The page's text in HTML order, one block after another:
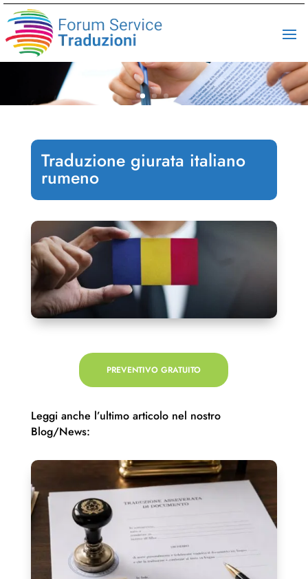
Traduzione giurata italiano
rumeno
PREVENTIVO GRATUITO
Leggi anche l’ultimo articolo nel nostro
Blog/News: